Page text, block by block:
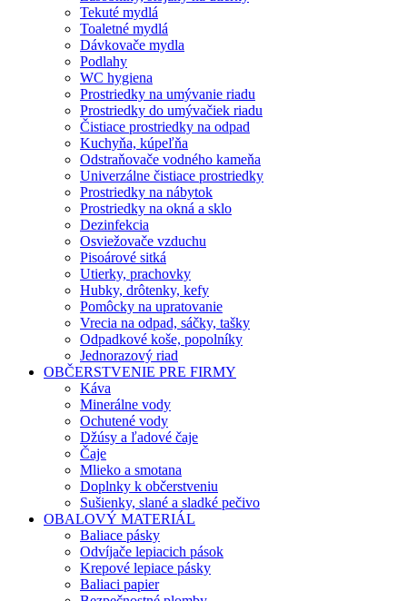
Tekuté mydlá
Toaletné mydlá
Dávkovače mydla
Podlahy
WC hygiena
Prostriedky na umývanie riadu
Prostriedky do umývačiek riadu
Čistiace prostriedky na odpad
Kuchyňa, kúpeľňa
Odstraňovače vodného kameňa
Univerzálne čistiace prostriedky
Prostriedky na nábytok
Prostriedky na okná a sklo
Dezinfekcia
Osviežovače vzduchu
Pisoárové sitká
Utierky, prachovky
Hubky, drôtenky, kefy
Pomôcky na upratovanie
Vrecia na odpad, sáčky, tašky
Odpadkové koše, popolníky
Jednorazový riad
OBČERSTVENIE PRE FIRMY
Káva
Minerálne vody
Ochutené vody
Džúsy a ľadové čaje
Čaje
Mlieko a smotana
Doplnky k občerstveniu
Sušienky, slané a sladké pečivo
OBALOVÝ MATERIÁL
Baliace pásky
Odvíjače lepiacich pások
Krepové lepiace pásky
Baliaci papier